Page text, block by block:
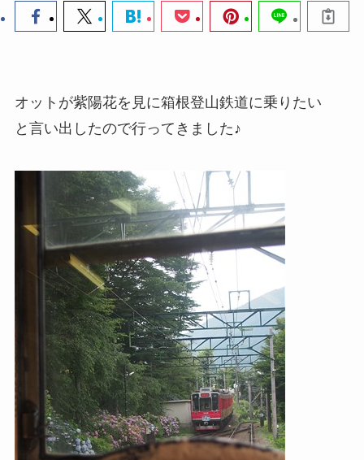
オットが紫陽花を見に箱根登山鉄道に乗りたい
と言い出したので行ってきました♪